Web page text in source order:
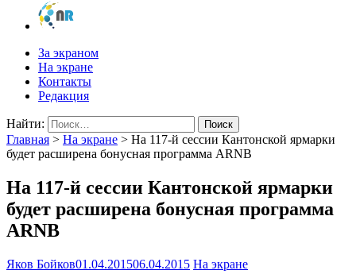
За экраном
На экране
Контакты
Редакция
Найти:
Главная > На экране > На 117-й сессии Кантонской ярмарки
будет расширена бонусная программа ARNB
На 117-й сессии Кантонской ярмарки
будет расширена бонусная программа
ARNB
Яков Бойков01.04.201506.04.2015 На экране